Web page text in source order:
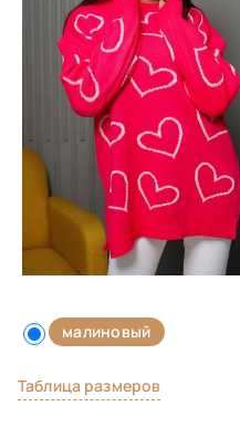
малиновый
Таблица размеров